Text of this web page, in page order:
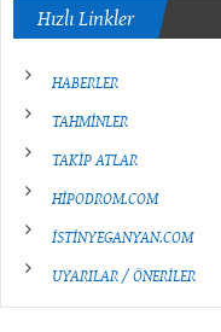
Hızlı Linkler
HABERLER
TAHMİNLER
TAKİP ATLAR
HİPODROM.COM
İSTİNYEGANYAN.COM
UYARILAR / ÖNERİLER